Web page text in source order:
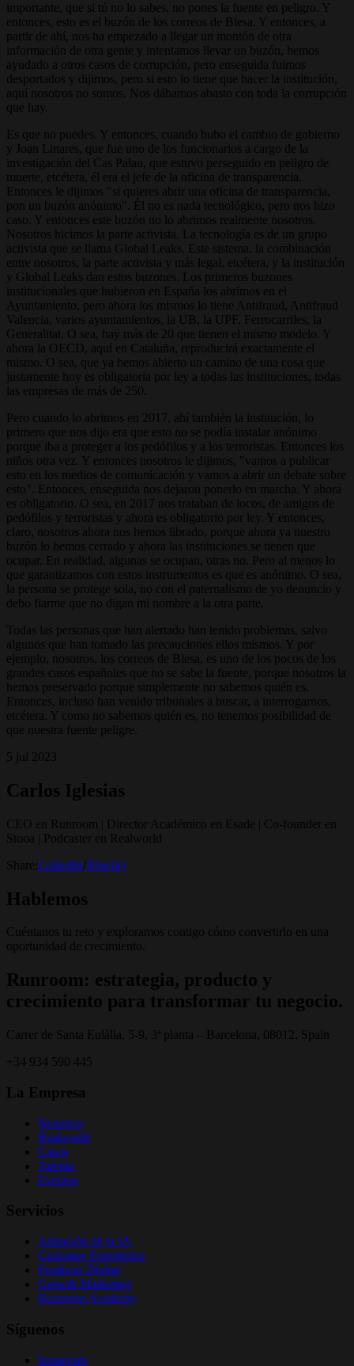
importante, que si tú no lo sabes, no pones la fuente en peligro. Y
entonces, esto es el buzón de los correos de Blesa. Y entonces, a
partir de ahí, nos ha empezado a llegar un montón de otra
información de otra gente y intentamos llevar un buzón, hemos
ayudado a otros casos de corrupción, pero enseguida fuimos
desportados y dijimos, pero si esto lo tiene que hacer la institución,
aquí nosotros no somos. Nos dábamos abasto con toda la corrupción
que hay.
Es que no puedes. Y entonces, cuando hubo el cambio de gobierno
y Joan Linares, que fue uno de los funcionarios a cargo de la
investigación del Cas Palau, que estuvo perseguido en peligro de
muerte, etcétera, él era el jefe de la oficina de transparencia.
Entonces le dijimos "si quieres abrir una oficina de transparencia,
pon un buzón anónimo". Él no es nada tecnológico, pero nos hizo
caso. Y entonces este buzón no lo abrimos realmente nosotros.
Nosotros hicimos la parte activista. La tecnología es de un grupo
activista que se llama Global Leaks. Este sistema, la combinación
entre nosotros, la parte activista y más legal, etcétera, y la institución
y Global Leaks dan estos buzones. Los primeros buzones
institucionales que hubieron en España los abrimos en el
Ayuntamiento, pero ahora los mismos lo tiene Antifraud, Antifraud
Valencia, varios ayuntamientos, la UB, la UPF, Ferrocarriles, la
Generalitat. O sea, hay más de 20 que tienen el mismo modelo. Y
ahora la OECD, aquí en Cataluña, reproducirá exactamente el
mismo. O sea, que ya hemos abierto un camino de una cosa que
justamente hoy es obligatoria por ley a todas las instituciones, todas
las empresas de más de 250.
Pero cuando lo abrimos en 2017, ahí también la institución, lo
primero que nos dijo era que esto no se podía instalar anónimo
porque iba a proteger a los pedófilos y a los terroristas. Entonces los
niños otra vez. Y entonces nosotros le dijimos, "vamos a publicar
esto en los medios de comunicación y vamos a abrir un debate sobre
esto". Entonces, enseguida nos dejaron ponerlo en marcha. Y ahora
es obligatorio. O sea, en 2017 nos trataban de locos, de amigos de
pedófilos y terroristas y ahora es obligatorio por ley. Y entonces,
claro, nosotros ahora nos hemos librado, porque ahora ya nuestro
buzón lo hemos cerrado y ahora las instituciones se tienen que
ocupar. En realidad, algunas se ocupan, otras no. Pero al menos lo
que garantizamos con estos instrumentos es que es anónimo. O sea,
la persona se protege sola, no con el paternalismo de yo denuncio y
debo fiarme que no digan mi nombre a la otra parte.
Todas las personas que han alertado han tenido problemas, salvo
algunos que han tomado las precauciones ellos mismos. Y por
ejemplo, nosotros, los correos de Blesa, es uno de los pocos de los
grandes casos españoles que no se sabe la fuente, porque nosotros la
hemos preservado porque simplemente no sabemos quién es.
Entonces, incluso han venido tribunales a buscar, a interrogarnos,
etcétera. Y como no sabemos quién es, no tenemos posibilidad de
que nuestra fuente peligre.
5 jul 2023
Carlos Iglesias
CEO en Runroom | Director Académico en Esade | Co-founder en
Stooa | Podcaster en Realworld
Share: Linkedin Bluesky
Hablemos
Cuéntanos tu reto y exploramos contigo cómo convertirlo en una
oportunidad de crecimiento.
Runroom: estrategia, producto y
crecimiento para transformar tu negocio.
Carrer de Santa Eulàlia, 5-9, 3ª planta – Barcelona, 08012, Spain
+34 934 590 445
La Empresa
Nosotros
Realworld
Casos
Talento
Eventos
Servicios
Adopción de la IA
Customer Experience
Producto Digital
Growth Marketing
Runroom Academy
Síguenos
Instagram